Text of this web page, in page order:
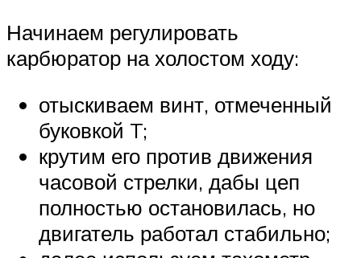
Начинаем регулировать
карбюратор на холостом ходу:
отыскиваем винт, отмеченный
буковкой T;
крутим его против движения
часовой стрелки, дабы цеп
полностью остановилась, но
двигатель работал стабильно;